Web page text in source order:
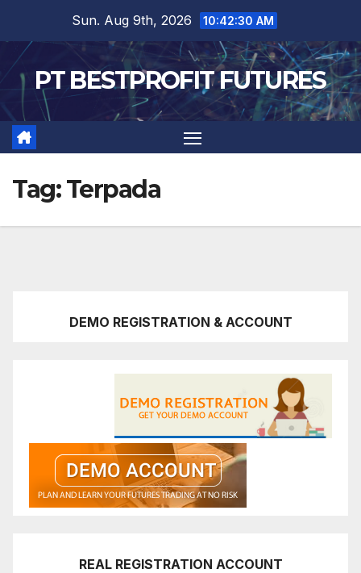
content
Sun. Aug 9th, 2026 10:42:31 AM
PT BESTPROFIT FUTURES
Tag:Terpada
DEMO REGISTRATION & ACCOUNT
REAL REGISTRATION ACCOUNT